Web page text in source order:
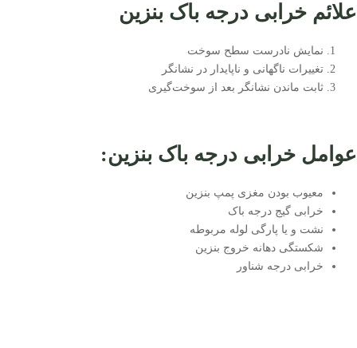
علائم خرابی درجه باک بنزین
نمایش نادرست سطح سوخت
تغییرات ناگهانی و ناپایدار در نشانگر
ثابت ماندن نشانگر بعد از سوخت‌گیری
عوامل خرابی درجه باک بنزین:
معیوب بودن مغزی پمپ بنزین
خرابی گیج درجه باک
نشت و یا پارگی لوله مربوطه
شکستگی دهانه‌ خروج بنزین
خرابی درجه شناور